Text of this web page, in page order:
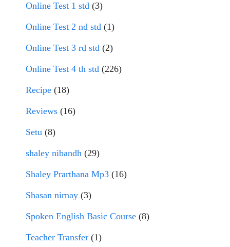
Online Test 1 std (3)
Online Test 2 nd std (1)
Online Test 3 rd std (2)
Online Test 4 th std (226)
Recipe (18)
Reviews (16)
Setu (8)
shaley nibandh (29)
Shaley Prarthana Mp3 (16)
Shasan nirnay (3)
Spoken English Basic Course (8)
Teacher Transfer (1)